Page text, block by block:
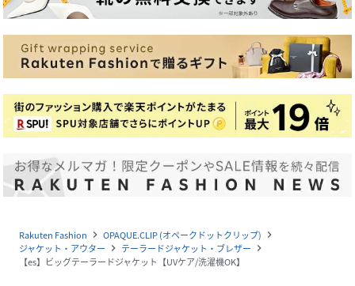
Rakuten Fashion navigate_next OPAQUE.CLIP (オペークドットクリップ) navigate_next
ジャケット・アウター navigate_next テーラードジャケット・ブレザー navigate_next
【es】ビッグテーラードジャケット【UVケア/洗濯機OK】